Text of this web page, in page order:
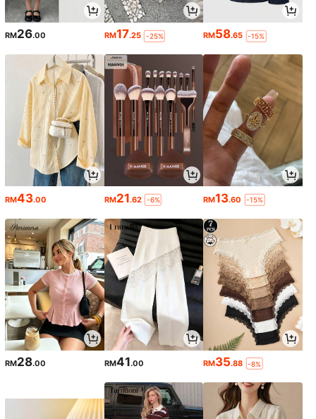
RM26.00 RM17.25 -25% RM58.65 -15%
RM43.00 RM21.62 -6% RM13.60 -15%
RM28.00 RM41.00 RM35.88 -8%